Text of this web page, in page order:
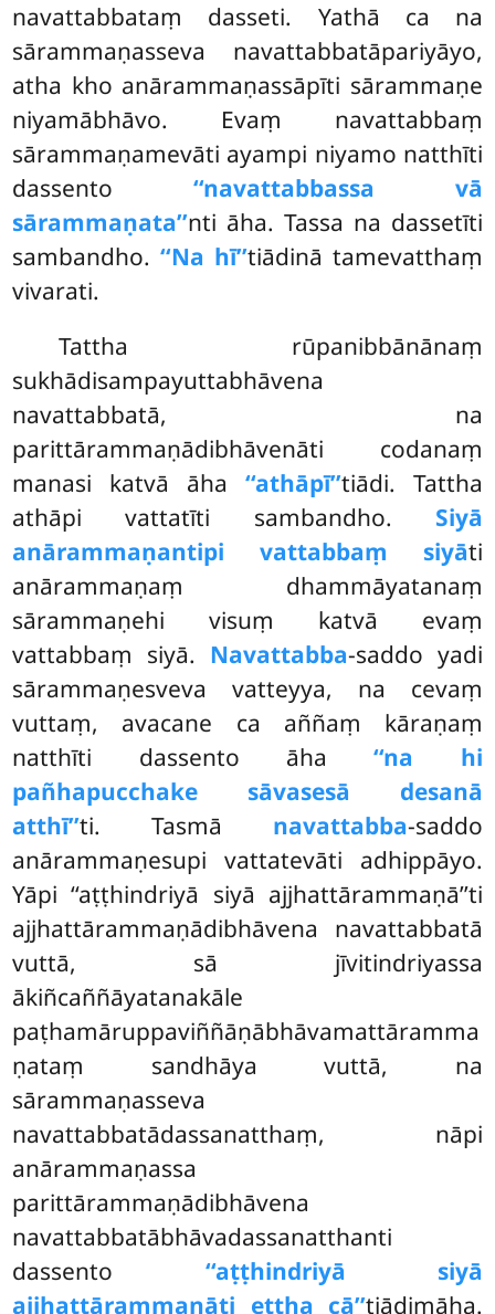
navattabbataṃ dasseti. Yathā ca na
sārammaṇasseva navattabbatāpariyāyo,
atha kho anārammaṇassāpīti sārammaṇe
niyamābhāvo. Evaṃ navattabbaṃ
sārammaṇamevāti ayampi niyamo natthīti
dassento ‘‘navattabbassa vā
sārammaṇata’’nti āha. Tassa na dassetīti
sambandho.‘‘Na hī’’tiādinā tamevatthaṃ
vivarati.
Tattha rūpanibbānānaṃ
sukhādisampayuttabhāvena
navattabbatā, na
parittārammaṇādibhāvenāti codanaṃ
manasi katvā āha ‘‘athāpī’’tiādi. Tattha
athāpi vattatīti sambandho. Siyā
anārammaṇantipi vattabbaṃ siyāti
anārammaṇaṃ dhammāyatanaṃ
sārammaṇehi visuṃ katvā evaṃ
vattabbaṃ siyā. Navattabba-saddo yadi
sārammaṇesveva vatteyya, na cevaṃ
vuttaṃ, avacane ca aññaṃ kāraṇaṃ
natthīti dassento āha‘‘na hi
pañhapucchake sāvasesā desanā
atthī’’ti. Tasmā navattabba-saddo
anārammaṇesupi vattatevāti adhippāyo.
Yāpi ‘‘aṭṭhindriyā siyā ajjhattārammaṇā’’ti
ajjhattārammaṇādibhāvena navattabbatā
vuttā, sā jīvitindriyassa
ākiñcaññāyatanakāle
paṭhamāruppaviññāṇābhāvamattāramma
ṇataṃ sandhāya vuttā, na
sārammaṇasseva
navattabbatādassanatthaṃ, nāpi
anārammaṇassa
parittārammaṇādibhāvena
navattabbatābhāvadassanatthanti
dassento ‘‘aṭṭhindriyā siyā
ajjhattārammaṇāti ettha cā’’tiādimāha.